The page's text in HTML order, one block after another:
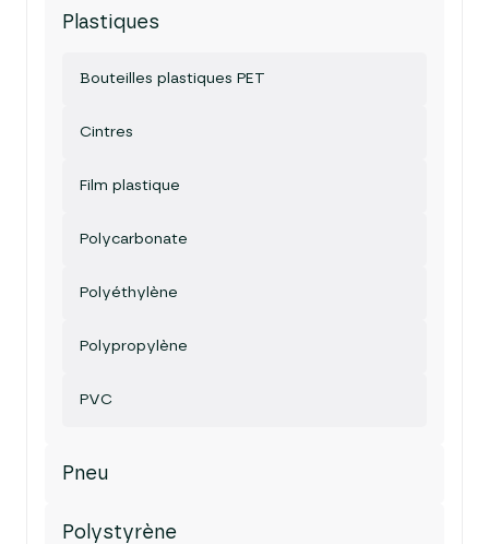
Plastiques
Bouteilles plastiques PET
Cintres
Film plastique
Polycarbonate
Polyéthylène
Polypropylène
PVC
Pneu
Polystyrène